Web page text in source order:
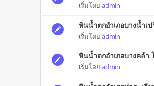
เริ่มโดยadmin
หินน้ำตกอำเภอบางน้ำเ
เริ่มโดยadmin
หินน้ำตกอำเภอบางคล้า
เริ่มโดยadmin